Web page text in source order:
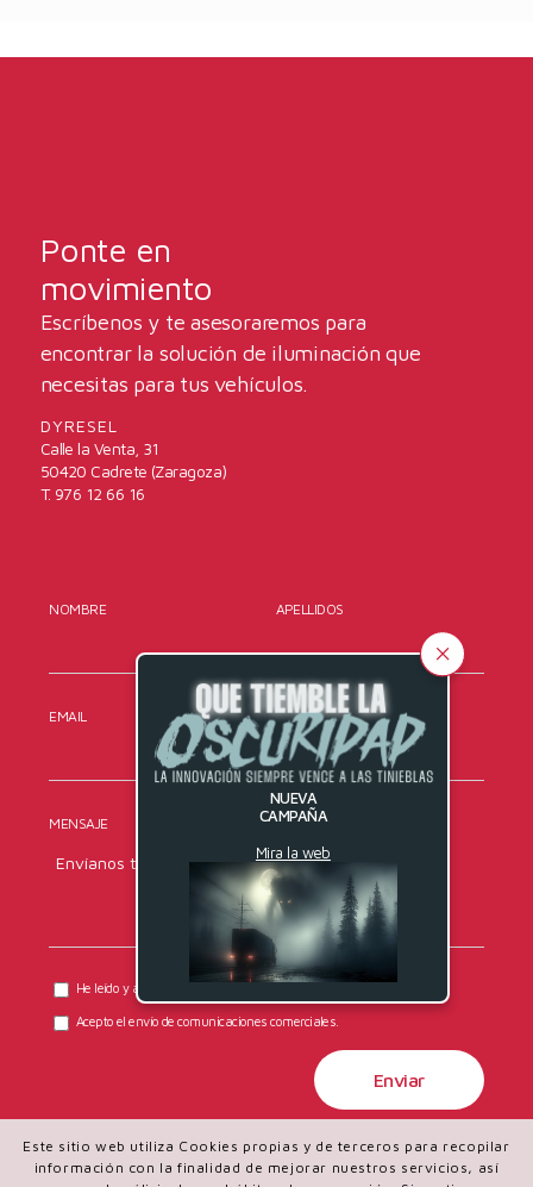
NUEVA
CAMPAÑA
Mira la web
Ponte en
movimiento
Escríbenos y te asesoraremos para
encontrar la solución de iluminación que
necesitas para tus vehículos.
DYRESEL
Calle la Venta, 31
50420 Cadrete (Zaragoza)
T. 976 12 66 16
NOMBRE APELLIDOS
EMAIL TELÉFONO
MENSAJE
He leído y acepto la
Acepto el envío de comunicaciones comerciales.
Este sitio web utiliza Cookies propias y de terceros para recopilar
información con la finalidad de mejorar nuestros servicios, así